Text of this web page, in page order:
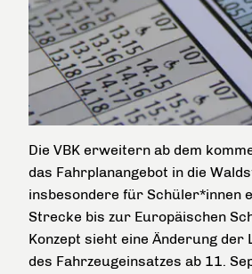
Die VBK erweitern ab dem
das Fahrplanangebot in die
insbesondere für Schüler*innen
Strecke bis zur Europäischen
Konzept sieht eine Änderung der
des Fahrzeugeinsatzes ab 11.